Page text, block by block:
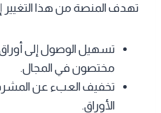
تهدف المنصة من هذا التغيير
تسهيل الوصول إلى
مختصون في المجال.
تخفيف العبء عن
الأوراق.